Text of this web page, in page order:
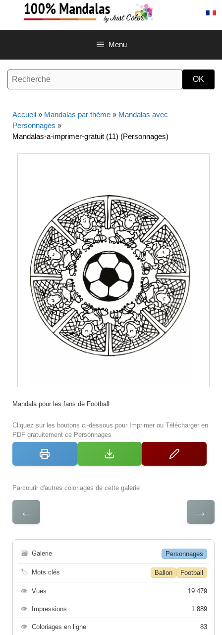
contenu
Menu
Accueil » Mandalas par thème » Mandalas avec
Personnages »
Mandalas-a-imprimer-gratuit (11) (Personnages)
Mandala pour les fans de Football
Cliquez sur les boutons ci-dessous pour Imprimer ou Télécharger en
PDF gratuitement ce Personnages
Parcourir d'autres coloriages de cette galerie
← →
🗃 Galerie Personnages
🏷 Mots clés Ballon Football
👁 Vues 19 479
👁 Impressions 1 889
👁 Coloriages en ligne 83